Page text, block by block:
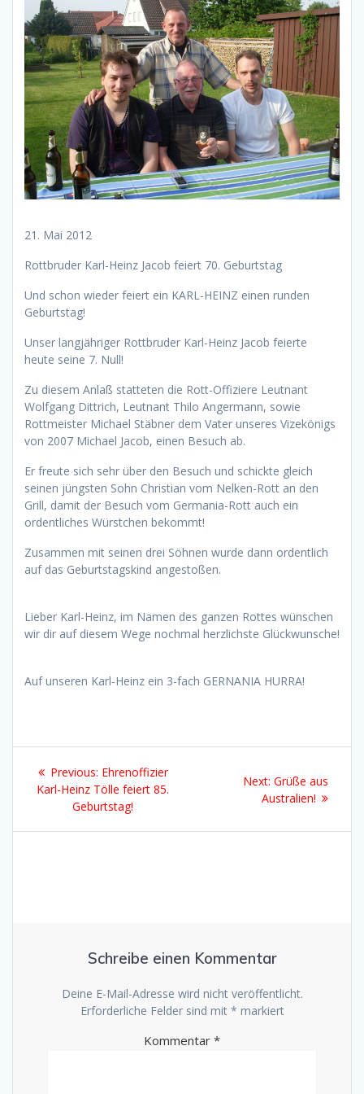
21. Mai 2012
Rottbruder Karl-Heinz Jacob feiert 70. Geburtstag
Und schon wieder feiert ein KARL-HEINZ einen runden
Geburtstag!
Unser langjähriger Rottbruder Karl-Heinz Jacob feierte
heute seine 7. Null!
Zu diesem Anlaß statteten die Rott-Offiziere Leutnant
Wolfgang Dittrich, Leutnant Thilo Angermann, sowie
Rottmeister Michael Stäbner dem Vater unseres Vizekönigs
von 2007 Michael Jacob, einen Besuch ab.
Er freute sich sehr über den Besuch und schickte gleich
seinen jüngsten Sohn Christian vom Nelken-Rott an den
Grill, damit der Besuch vom Germania-Rott auch ein
ordentliches Würstchen bekommt!
Zusammen mit seinen drei Söhnen wurde dann ordentlich
auf das Geburtstagskind angestoßen.
Lieber Karl-Heinz, im Namen des ganzen Rottes wünschen
wir dir auf diesem Wege nochmal herzlichste Glückwunsche!
Auf unseren Karl-Heinz ein 3-fach GERNANIA HURRA!
Beitragsnavigation
Previous: Previous
post:
Ehrenoffizier
Karl-Heinz Tölle feiert 85.
Geburtstag!
Next: Next
post:
Grüße aus
Australien!
Schreibe einen Kommentar
Deine E-Mail-Adresse wird nicht veröffentlicht.
Erforderliche Felder sind mit * markiert
Kommentar *